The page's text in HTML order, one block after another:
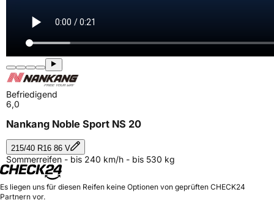
Befriedigend
6,0
Nankang Noble Sport NS 20
215/40 R16 86 V
Sommerreifen - bis 240 km/h - bis 530 kg
Es liegen uns für diesen Reifen keine Optionen von geprüften CHECK24
Partnern vor.